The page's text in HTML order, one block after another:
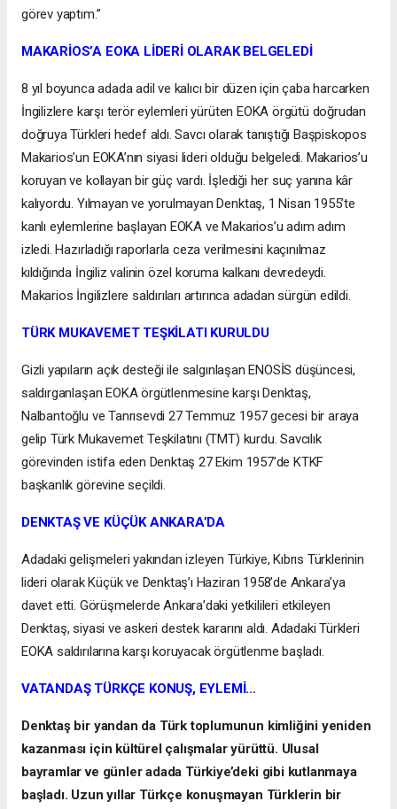
görev yaptım.”
MAKARİOS’A EOKA LİDERİ OLARAK BELGELEDİ
8 yıl boyunca adada adil ve kalıcı bir düzen için çaba harcarken
İngilizlere karşı terör eylemleri yürüten EOKA örgütü doğrudan
doğruya Türkleri hedef aldı. Savcı olarak tanıştığı Başpiskopos
Makarios’un EOKA’nın siyasi lideri olduğu belgeledi. Makarios’u
koruyan ve kollayan bir güç vardı. İşlediği her suç yanına kâr
kalıyordu. Yılmayan ve yorulmayan Denktaş, 1 Nisan 1955’te
kanlı eylemlerine başlayan EOKA ve Makarios’u adım adım
izledi. Hazırladığı raporlarla ceza verilmesini kaçınılmaz
kıldığında İngiliz valinin özel koruma kalkanı devredeydi.
Makarios İngilizlere saldırıları artırınca adadan sürgün edildi.
TÜRK MUKAVEMET TEŞKİLATI KURULDU
Gizli yapıların açık desteği ile salgınlaşan ENOSİS düşüncesi,
saldırganlaşan EOKA örgütlenmesine karşı Denktaş,
Nalbantoğlu ve Tanrısevdi 27 Temmuz 1957 gecesi bir araya
gelip Türk Mukavemet Teşkilatını (TMT) kurdu. Savcılık
görevinden istifa eden Denktaş 27 Ekim 1957’de KTKF
başkanlık görevine seçildi.
DENKTAŞ VE KÜÇÜK ANKARA’DA
Adadaki gelişmeleri yakından izleyen Türkiye, Kıbrıs Türklerinin
lideri olarak Küçük ve Denktaş’ı Haziran 1958’de Ankara’ya
davet etti. Görüşmelerde Ankara’daki yetkilileri etkileyen
Denktaş, siyasi ve askeri destek kararını aldı. Adadaki Türkleri
EOKA saldırılarına karşı koruyacak örgütlenme başladı.
VATANDAŞ TÜRKÇE KONUŞ, EYLEMİ…
Denktaş bir yandan da Türk toplumunun kimliğini yeniden
kazanması için kültürel çalışmalar yürüttü. Ulusal
bayramlar ve günler adada Türkiye’deki gibi kutlanmaya
başladı. Uzun yıllar Türkçe konuşmayan Türklerin bir